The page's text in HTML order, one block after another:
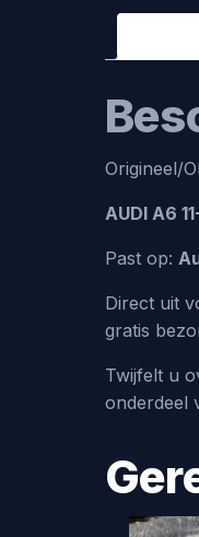
Origineel/
AUDI A6
Past op:
Direct uit
gratis
Twijfelt u
onderdeel